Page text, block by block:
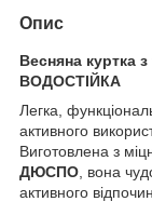
Опис
Весняна куртка
ВОДОСТІЙКА
Легка,
активного
Виготовлена з
ДЮСПО , вона
активного